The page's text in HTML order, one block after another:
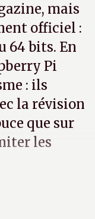
mais
officiel :
64 bits. En
Pi
: ils
la révision
que sur
les